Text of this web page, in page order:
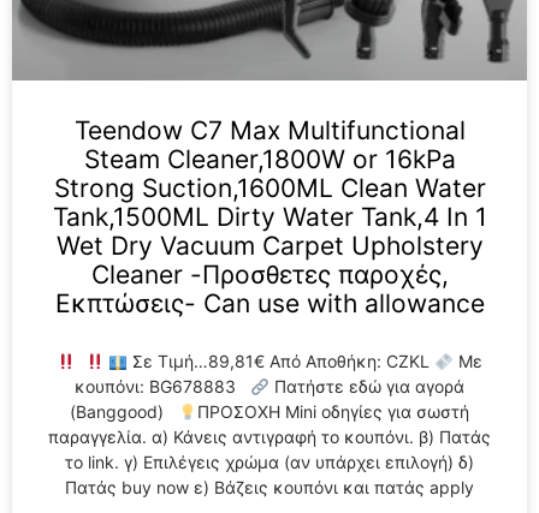
Teendow C7 Max Multifunctional
Steam Cleaner,1800W or 16kPa
Strong Suction,1600ML Clean Water
Tank,1500ML Dirty Water Tank,4 In 1
Wet Dry Vacuum Carpet Upholstery
Cleaner -Προσθετες παροχές,
Εκπτώσεις- Can use with allowance
Σε Τιμή…89,81€ Από Αποθήκη: CZKL
Με
κουπόνι: BG678883
Πατήστε εδώ για αγορά
(Banggood)
ΠΡΟΣΟΧΗ Mini οδηγίες για σωστή
παραγγελία. α) Κάνεις αντιγραφή το κουπόνι. β) Πατάς
το link. γ) Επιλέγεις χρώμα (αν υπάρχει επιλογή) δ)
Πατάς buy now ε) Βάζεις κουπόνι και πατάς apply